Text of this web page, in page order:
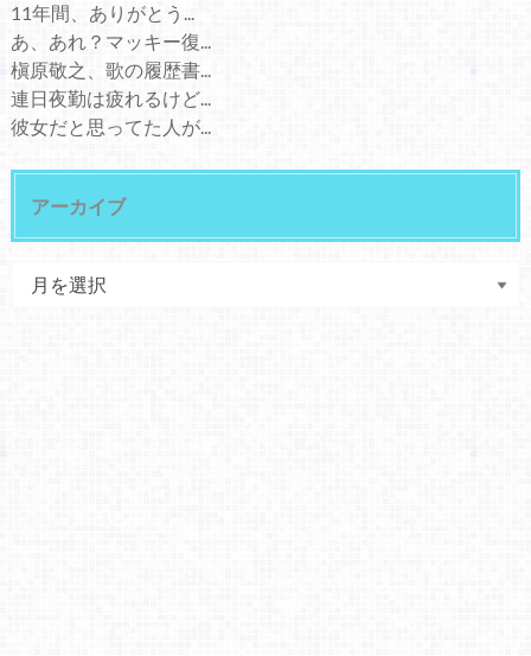
11年間、ありがとう...
あ、あれ？マッキー復...
槇原敬之、歌の履歴書...
連日夜勤は疲れるけど...
彼女だと思ってた人が...
アーカイブ